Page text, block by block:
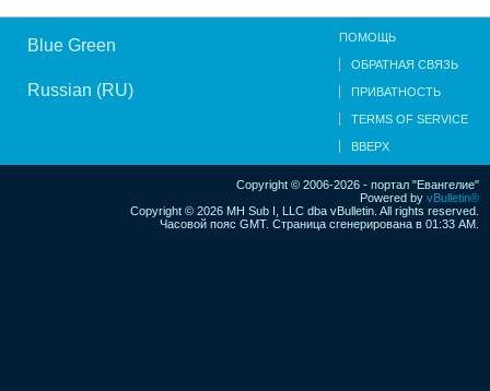
Blue Green
Russian (RU)
ПОМОЩЬ
ОБРАТНАЯ СВЯЗЬ
ПРИВАТНОСТЬ
TERMS OF SERVICE
ВВЕРХ
Copyright © 2006-2026 - портал "Евангелие"
Powered by vBulletin®
Copyright © 2026 MH Sub I, LLC dba vBulletin. All rights reserved.
Часовой пояс GMT. Страница сгенерирована в 01:33 AM.